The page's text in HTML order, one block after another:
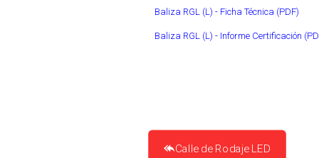
Baliza RGL (L) - Ficha Técnica (PDF)
Baliza RGL (L) - Informe Certificación
Calle de Rodaje LED